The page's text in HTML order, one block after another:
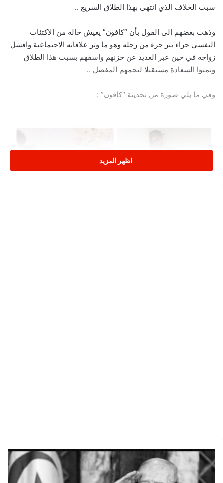
سبب الخلاف الذي انتهى بهذا الطلاق السريع ..
وذهب بعضهم الى القول بأن “كافون” يعيش حالة من الاكتئاب
النفسي جراء بتر جزء من رجله وهو ما وتر علاقاته الاجتماعية وافشل
زواجه في حين عبر العديد عن حزنهم واسفهم بسبب هذا الطلاق
وتمنوا السعادة مستقبلا لنجمهم المفضل ..
وفي ما يلي صورة من تحديثة “كافون” :
اظهر المزيد
ن